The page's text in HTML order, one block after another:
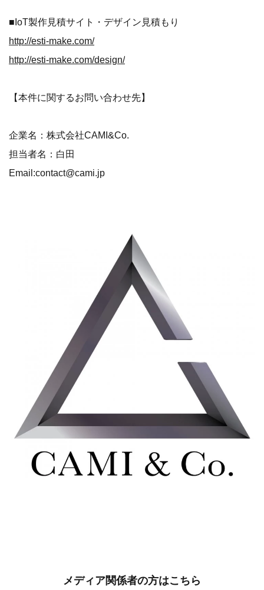
■IoT製作見積サイト・デザイン見積もり
http://esti-make.com/
http://esti-make.com/design/
【本件に関するお問い合わせ先】
企業名：株式会社CAMI&Co.
担当者名：白田
Email:contact@cami.jp
メディア関係者の方はこちら